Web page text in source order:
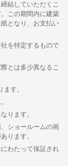
結していただくこ
この期間内に建築
となり、お支払い
を特定するもので
とは多少異なるこ
す。
ります。
ショールームの画
ります。
わたって保証され